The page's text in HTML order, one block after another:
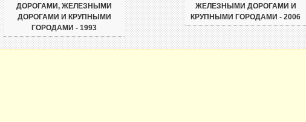
ДОРОГАМИ, ЖЕЛЕЗНЫМИ
ДОРОГАМИ И КРУПНЫМИ
ГОРОДАМИ - 1993
ЖЕЛЕЗНЫМИ ДОРОГАМИ И
КРУПНЫМИ ГОРОДАМИ - 2006